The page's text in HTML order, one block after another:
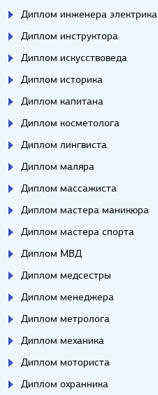
Диплом инженера электрика
Диплом инструктора
Диплом искусствоведа
Диплом историка
Диплом капитана
Диплом косметолога
Диплом лингвиста
Диплом маляра
Диплом массажиста
Диплом мастера маникюра
Диплом мастера спорта
Диплом МВД
Диплом медсестры
Диплом менеджера
Диплом метролога
Диплом механика
Диплом моториста
Диплом охранника